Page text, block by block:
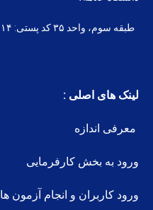
طبقه سوم، واحد ۳۵ کد پستی: ۱۵۱۷۹۷۴۴۱۴
لینک های اصلی :
معرفی اندازه
ورود به بخش کارفرمایی
ورود کاربران و انجام آزمون ها